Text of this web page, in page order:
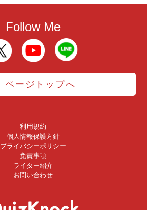
Follow Me
ページトップへ
利用規約
個人情報保護方針
プライバシーポリシー
免責事項
ライター紹介
お問い合わせ